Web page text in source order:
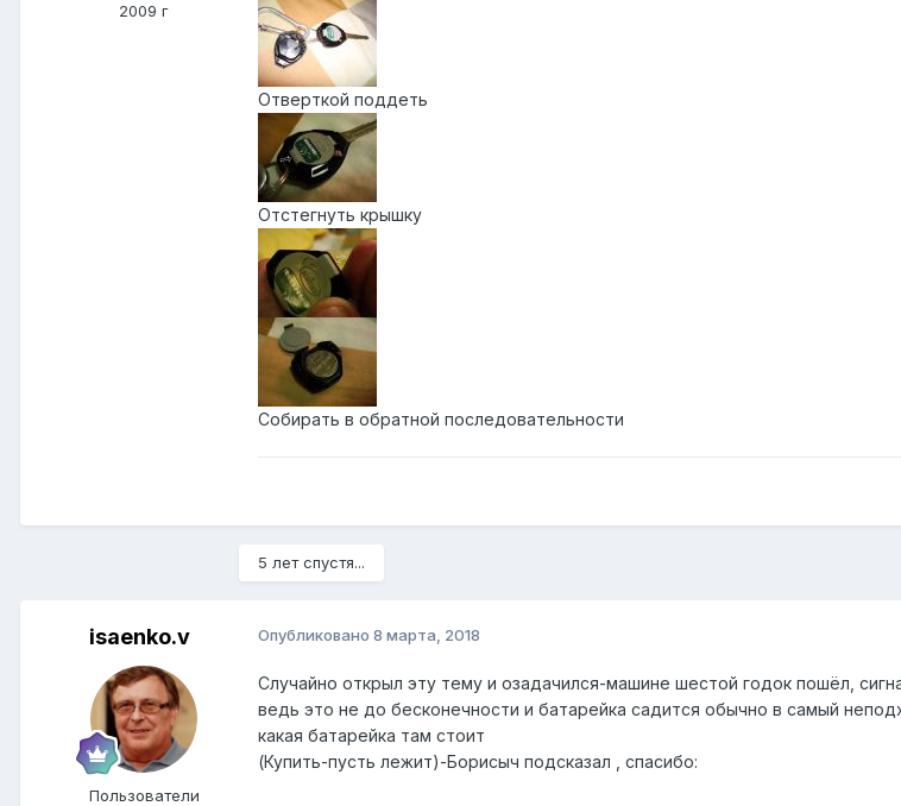
2009 г
Отверткой поддеть
Отстегнуть крышку
Собирать в обратной последовательности
5 лет спустя...
isaenko.v
Пользователи
Опубликовано 8 марта, 2018
Случайно открыл эту тему и озадачился-машине шестой годок пошёл,
ведь это не до бесконечности и батарейка садится обычно в самый
какая батарейка там стоит
(Купить-пусть лежит)-Борисыч подсказал , спасибо: